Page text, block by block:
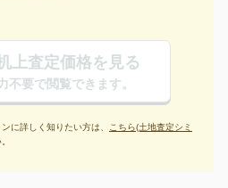
上査定価格を見る
要で閲覧できます。
に詳しく知りたい方は、 こちら(土地査定シミ